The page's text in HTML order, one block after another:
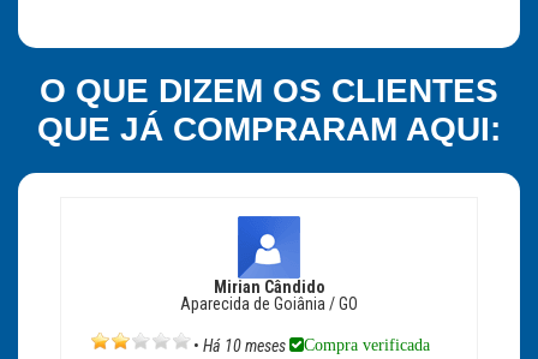
O QUE DIZEM OS CLIENTES
QUE JÁ COMPRARAM AQUI:
Mirian Cândido
Aparecida de Goiânia / GO
• Há 10 meses Compra verificada